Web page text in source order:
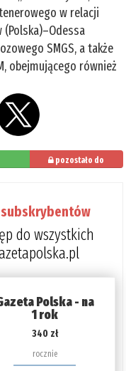
w relacji
(Polska)–Odessa
SMGS, a także
obejmującego również
pozostało do
do wszystkich
Polska - na
1 rok
340 zł
rocznie